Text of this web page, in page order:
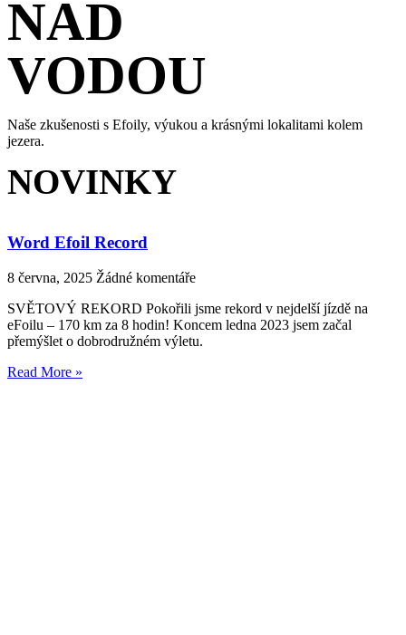
NAD
VODOU
Naše zkušenosti s Efoily, výukou a krásnými lokalitami kolem
jezera.
NOVINKY
Word Efoil Record
8 června, 2025 Žádné komentáře
SVĚTOVÝ REKORD Pokořili jsme rekord v nejdelší jízdě na
eFoilu – 170 km za 8 hodin! Koncem ledna 2023 jsem začal
přemýšlet o dobrodružném výletu.
Read More »